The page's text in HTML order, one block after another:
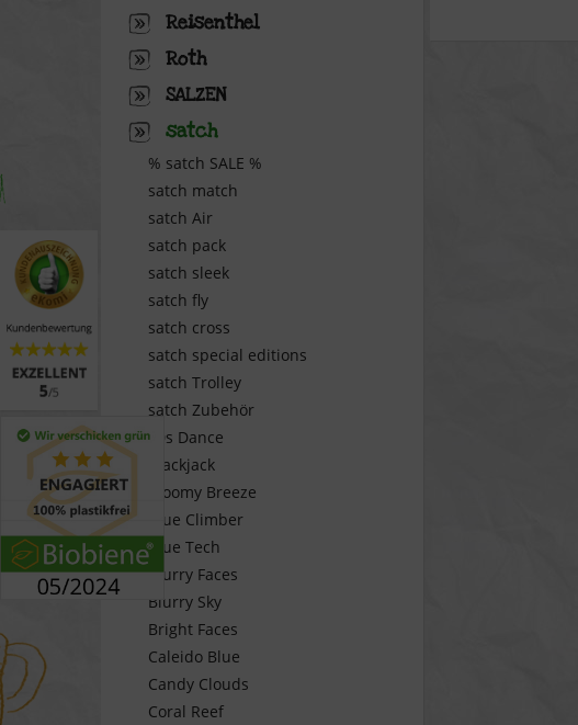
Reisenthel
Roth
SALZEN
satch
% satch SALE %
satch match
satch Air
satch pack
satch sleek
satch fly
satch cross
satch special editions
satch Trolley
satch Zubehör
80s Dance
Blackjack
Bloomy Breeze
Blue Climber
Blue Tech
Blurry Faces
Blurry Sky
Bright Faces
Caleido Blue
Candy Clouds
Coral Reef